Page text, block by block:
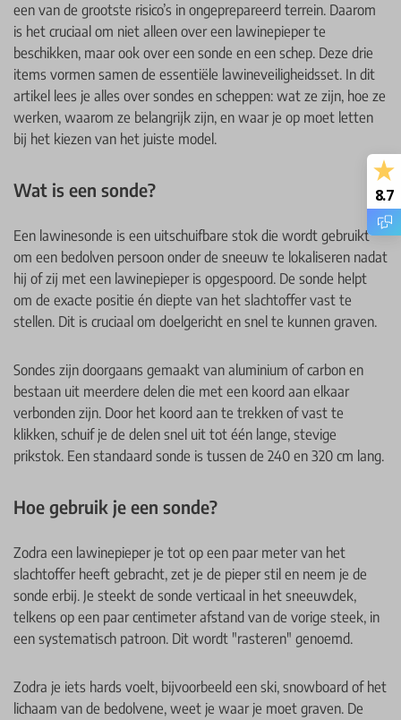
een van de grootste risico’s in ongeprepareerd terrein. Daarom
is het cruciaal om niet alleen over een lawinepieper te
beschikken, maar ook over een sonde en een schep. Deze drie
items vormen samen de essentiële lawineveiligheidsset. In dit
artikel lees je alles over sondes en scheppen: wat ze zijn, hoe ze
werken, waarom ze belangrijk zijn, en waar je op moet letten
bij het kiezen van het juiste model.
Wat is een sonde?
Een lawinesonde is een uitschuifbare stok die wordt gebruikt
om een bedolven persoon onder de sneeuw te lokaliseren nadat
hij of zij met een lawinepieper is opgespoord. De sonde helpt
om de exacte positie én diepte van het slachtoffer vast te
stellen. Dit is cruciaal om doelgericht en snel te kunnen graven.
Sondes zijn doorgaans gemaakt van aluminium of carbon en
bestaan uit meerdere delen die met een koord aan elkaar
verbonden zijn. Door het koord aan te trekken of vast te
klikken, schuif je de delen snel uit tot één lange, stevige
prikstok. Een standaard sonde is tussen de 240 en 320 cm lang.
Hoe gebruik je een sonde?
Zodra een lawinepieper je tot op een paar meter van het
slachtoffer heeft gebracht, zet je de pieper stil en neem je de
sonde erbij. Je steekt de sonde verticaal in het sneeuwdek,
telkens op een paar centimeter afstand van de vorige steek, in
een systematisch patroon. Dit wordt "rasteren" genoemd.
Zodra je iets hards voelt, bijvoorbeeld een ski, snowboard of het
lichaam van de bedolvene, weet je waar je moet graven. De
8.7